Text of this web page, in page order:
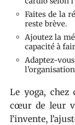
Faites de la
reste brève.
Ajoutez la
capacité à
Adaptez-
Le yoga,
cœur de leur
l’invente,